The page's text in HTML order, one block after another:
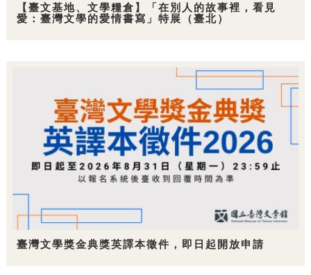
【臺文基地、文學糧倉】「在別人的故事裡，看見
愛：臺灣文學的愛情書寫」特展（臺北）
臺灣文學獎金典獎英譯本徵件，即日起開放申請